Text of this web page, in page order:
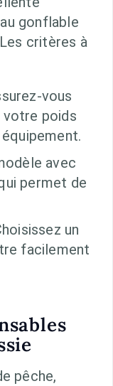
gonflable
critères à
vous
votre poids
avec
permet de
un
facilement
pêche,